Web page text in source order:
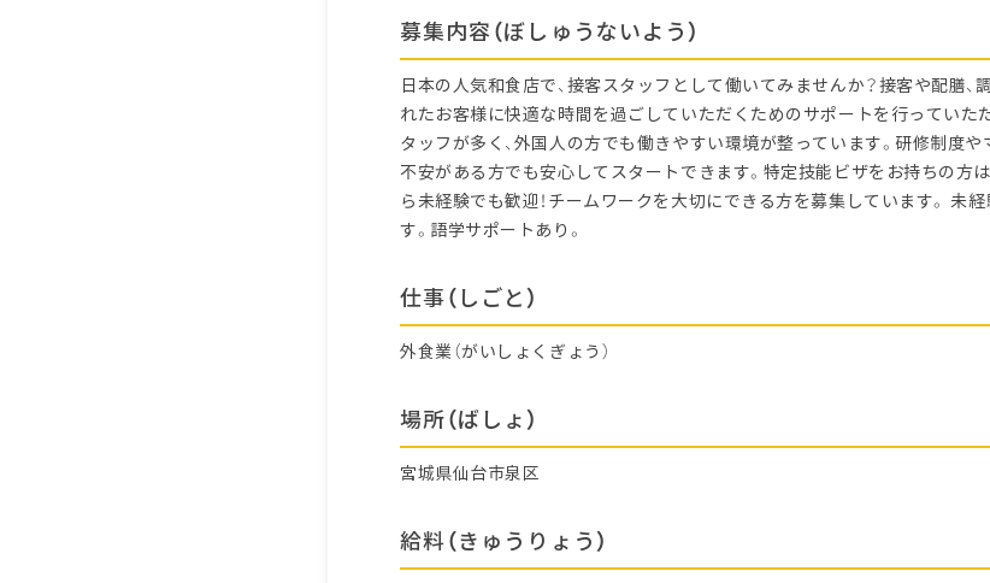
募集内容（ぼしゅうないよう）
日本の人気和食店で、接客スタッフとして働いてみませんか？接客や配膳、
れたお客様に快適な時間を過ごしていただくためのサポートを行っていた
タッフが多く、外国人の方でも働きやすい環境が整っています。研修制度や
不安がある方でも安心してスタートできます。特定技能ビザをお持ちの方
ら未経験でも歓迎！チームワークを大切にできる方を募集しています。 未
す。語学サポートあり。
仕事（しごと）
外食業（がいしょくぎょう）
場所（ばしょ）
宮城県仙台市泉区
給料（きゅうりょう）